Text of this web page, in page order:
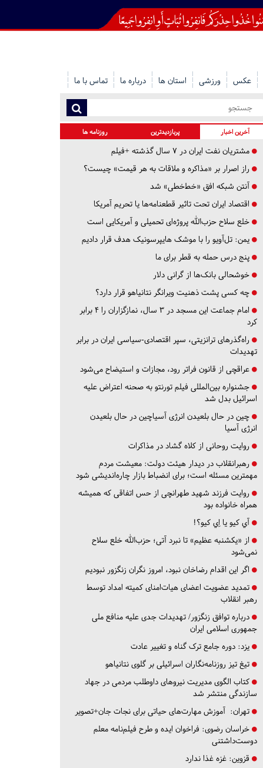
عکس ورزشی استان ها درباره ما تماس با ما
آخرین اخبار پربازدیدترین روزنامه ها
مشتریان نفت ایران در ۷ سال گذشته +فیلم
راز اصرار بر «مذاکره و ملاقات به هر قیمت» چیست؟
آنتن شبکه افق «خط‌خطی» شد
اقتصاد ایران تحت تاثیر قطعنامه‌ها یا تحریم‌ آمریکا
خلع سلاح حزب‌الله پروژه‌ای تحمیلی و آمریکایی است
یمن: تل‌آویو را با موشک هایپرسونیک هدف قرار دادیم
پنج درس‌ حمله به قطر برای ما
خوشحالی بانک‌ها از گرانی دلار
چه کسی پشت ذهنیت ویرانگر نتانیاهو قرار دارد؟
امام جماعت این مسجد در ۳ سال، نمازگزاران را ۴ برابر
کرد
راه‌گذرهای ترانزیتی، سپر اقتصادی-سیاسی ایران در برابر
تهدیدات
عراقچی از قانون فراتر رود، مجازات و استیضاح می‌شود
جشنواره بین‌المللی فیلم تورنتو به صحنه اعتراض علیه
اسرائیل بدل شد
چین در حال بلعیدن انرژی آسیاچین در حال بلعیدن
انرژی آسیا
روایت روحانی از کلاه گشاد در مذاکرات
رهبرانقلاب در دیدار هیئت دولت: معیشت مردم
مهمترین مسئله است؛ برای انضباط بازار چاره‌اندیشی شود
روایت فرزند شهید طهرانچی از حس اتفاقی که همیشه
همراه خانواده بود
آي كيو يا اِي كيو؟!
از «یکشنبه عظیم» تا نبرد آتی؛ حزب‌الله خلع سلاح
نمی‌شود
اگر این اقدام رضاخان نبود، امروز نگران زنگزور نبودیم
تمدید عضویت اعضای هیات‌امنای کمیته امداد توسط
رهبر انقلاب
درباره توافق زنگزور/ تهدیدات جدی علیه منافع ملی
جمهوری اسلامی ایران
یزد: دوره جامع ترک گناه و تغییر عادت
تیغ تیز روزنامه‌نگاران اسرائیلی بر گلوی نتانیاهو
کتاب الگوی مدیریت نیروهای داوطلب مردمی در جهاد
سازندگی منتشر شد
تهران: آموزش مهارت‌های حیاتی برای نجات جان+تصویر
خراسان رضوی: فراخوان ایده و طرح فیلم‌نامه معلم
دوست‌داشتنی
قزوین: غزه غذا ندارد